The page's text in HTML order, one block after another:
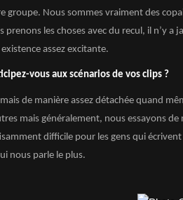
groupe. Nous sommes vraiment des
prenons les choses avec du recul, il n’y
assez excitante.
vous aux scénarios de vos clips ?
de manière assez détachée quand
mais généralement, nous essayons
difficile pour les gens qui
nous parle le plus.